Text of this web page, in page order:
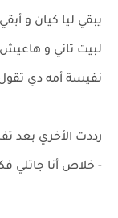
يبقي ليا كيان و
لبيت تاني و
نفيسة أمه دي
رددت الأخري بعد
- خلاص أنا جاتلي